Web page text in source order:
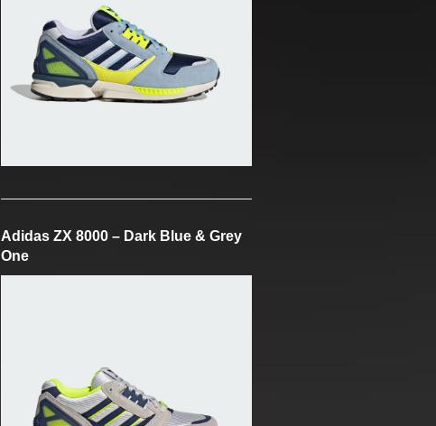
Adidas ZX 8000 – Dark Blue & Grey
One